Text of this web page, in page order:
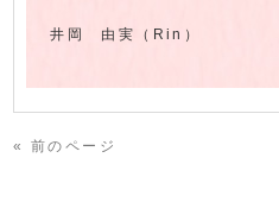
井岡 由実（Rin）
« 前のページ